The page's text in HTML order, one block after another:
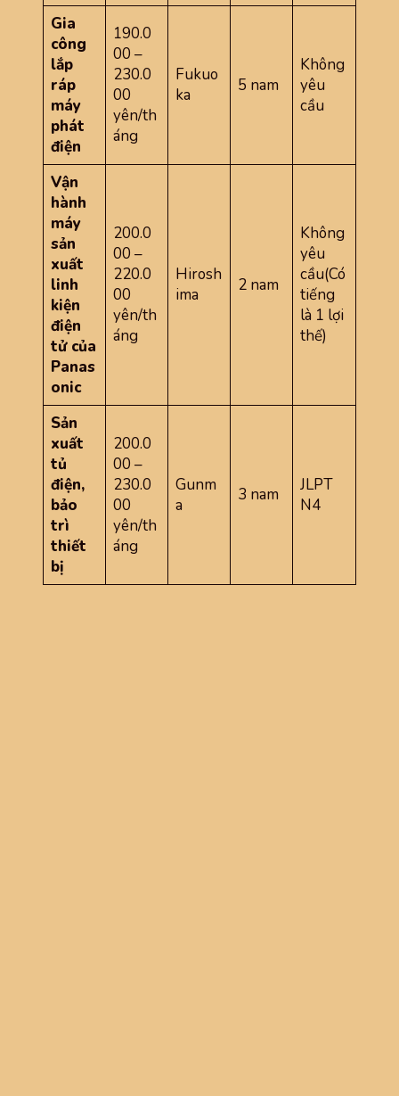
Gia
công
lắp
ráp
máy
phát
điện
190.0
00 –
230.0
00
yên/th
áng
Fukuo
ka
5 nam
Không
yêu
cầu
Vận
hành
máy
sản
xuất
linh
kiện
điện
tử của
Panas
onic
200.0
00 –
220.0
00
yên/th
áng
Hirosh
ima
2 nam
Không
yêu
cầu(Có
tiếng
là 1 lợi
thế)
Sản
xuất
tủ
điện,
bảo
trì
thiết
bị
200.0
00 –
230.0
00
yên/th
áng
Gunm
a
3 nam
JLPT
N4